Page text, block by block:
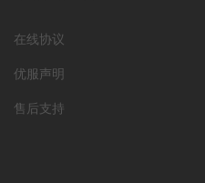
在线协议
优服声明
售后支持